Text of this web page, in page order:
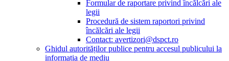
Formular de raportare privind încălcări ale
legii
Procedură de sistem raportori privind
încălcări ale legii
Contact: avertizori@dspct.ro
Ghidul autorităților publice pentru accesul publicului la
informația de mediu